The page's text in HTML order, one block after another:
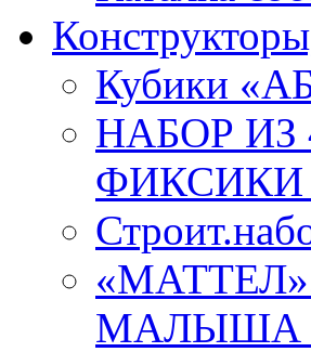
Кубики
НАБОР
ФИКСИКИ
МАЛЫША